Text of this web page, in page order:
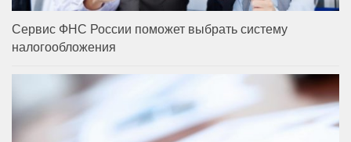
Сервис ФНС России поможет выбрать систему
налогообложения